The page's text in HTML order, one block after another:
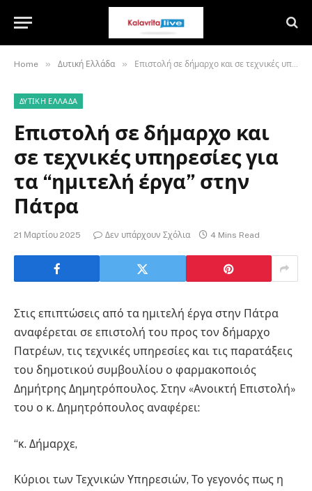
Home » Δυτική Ελλάδα » Επιστολή σε δήμαρχο και σε τεχνικές υπηρεσίες για τα “ημιτελή έργα” στην Πάτρα
ΔΥΤΙΚΉ ΕΛΛΆΔΑ
Επιστολή σε δήμαρχο και
σε τεχνικές υπηρεσίες για
τα “ημιτελή έργα” στην
Πάτρα
21 Μαρτίου 2025 Δεν υπάρχουν Σχόλια 4 Mins Read
Στις επιπτώσεις από τα ημιτελή έργα στην Πάτρα
αναφέρεται σε επιστολή του προς τον δήμαρχο
Πατρέων, τις τεχνικές υπηρεσίες και τις παρατάξεις
του δημοτικού συμβουλίου ο φαρμακοποιός
Δημήτρης Δημητρόπουλος. Στην «Ανοικτή Επιστολή»
του ο κ. Δημητρόπουλος αναφέρει:
“κ. Δήμαρχε,
Κύριοι των Τεχνικών Υπηρεσιών, Το γεγονός πως η